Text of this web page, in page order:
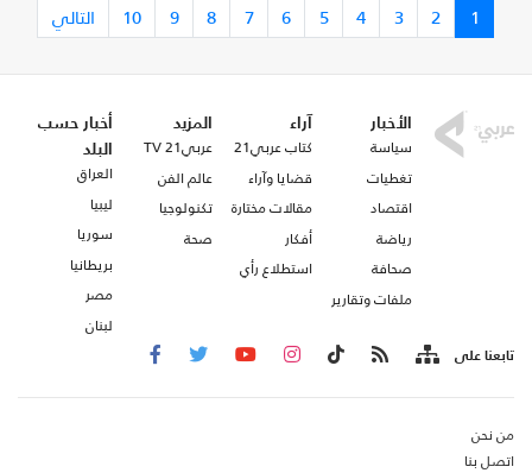
1
2
3
4
5
6
7
8
9
10 التالي
الأخبار
سياسة
تغطيات
اقتصاد
رياضة
صحافة
ملفات وتقارير
آراء
كتاب عربي21
قضايا وآراء
مقالات مختارة
أفكار
استطلاع رأي
المزيد
عربي21 TV
عالم الفن
تكنولوجيا
صحة
أخبار حسب
البلد
العراق
ليبيا
سوريا
بريطانيا
مصر
لبنان
تابعنا على
من نحن
اتصل بنا